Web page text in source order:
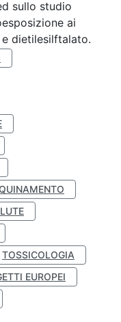
sullo studio
ai
dietilesilftalato.
TOSSICOLOGIA
EUROPEI